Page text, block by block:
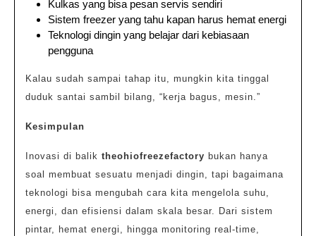
Kulkas yang bisa pesan servis sendiri
Sistem freezer yang tahu kapan harus hemat energi
Teknologi dingin yang belajar dari kebiasaan
pengguna
Kalau sudah sampai tahap itu, mungkin kita tinggal
duduk santai sambil bilang, “kerja bagus, mesin.”
Kesimpulan
Inovasi di balik theohiofreezefactory bukan hanya
soal membuat sesuatu menjadi dingin, tapi bagaimana
teknologi bisa mengubah cara kita mengelola suhu,
energi, dan efisiensi dalam skala besar. Dari sistem
pintar, hemat energi, hingga monitoring real-time,